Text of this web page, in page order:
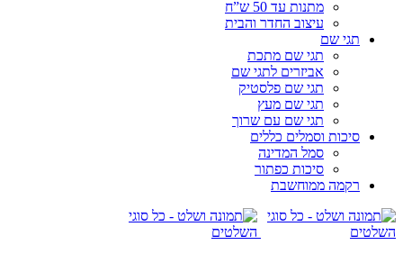
מתנות עד 50 ש”ח
עיצוב החדר והבית
תגי שם
תגי שם מתכת
אביזרים לתגי שם
תגי שם פלסטיק
תגי שם מעץ
תגי שם עם שרוך
סיכות וסמלים כללים
סמל המדינה
סיכות כפתור
רקמה ממוחשבת